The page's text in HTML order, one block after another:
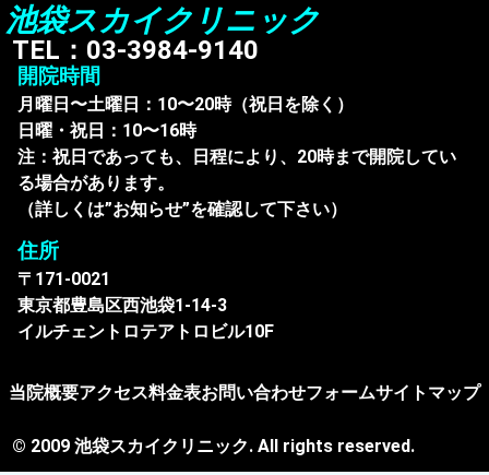
池袋スカイクリニック
TEL：03-3984-9140
開院時間
月曜日〜土曜日：10〜20時（祝日を除く）
日曜・祝日：10〜16時
注：祝日であっても、日程により、20時まで開院してい
る場合があります。
（詳しくは”お知らせ”を確認して下さい）
住所
〒171-0021
東京都豊島区西池袋1-14-3
イルチェントロテアトロビル10F
当院概要アクセス料金表お問い合わせフォームサイトマップ
© 2009 池袋スカイクリニック. All rights reserved.